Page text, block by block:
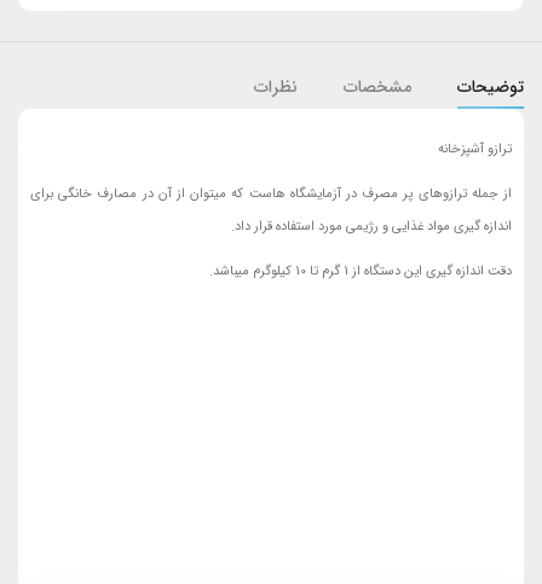
توضیحات مشخصات نظرات
ترازو آشپزخانه
از جمله ترازوهای پر مصرف در آزمایشگاه هاست که میتوان از آن در مصارف خانگی برای
اندازه گیری مواد غذایی و رژیمی مورد استفاده قرار داد.
دقت اندازه گیری این دستگاه از 1 گرم تا 10 کیلوگرم میباشد.